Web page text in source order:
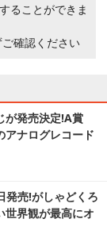
ることができま
確認ください
が発売決定!A賞
アナログレコード
発売!がしゃどくろ
世界観が最高にオ